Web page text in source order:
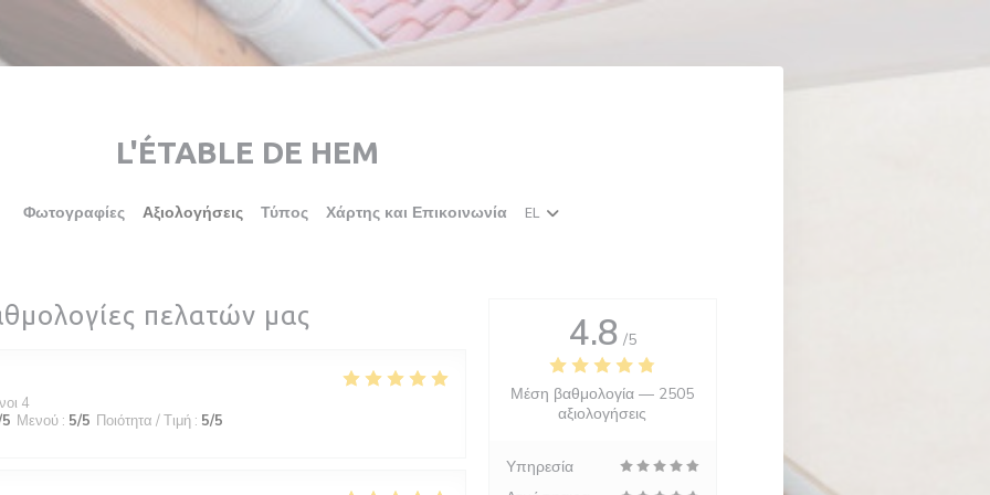
L'ÉTABLE DE HEM
Φωτογραφίες Αξιολογήσεις Τύπος Χάρτης και Επικοινωνία EL
πελατών μας
4
Μενού : 5/5 Ποιότητα / Τιμή : 5/5
4.8 /5
Μέση βαθμολογία — 2505
αξιολογήσεις
Υπηρεσία